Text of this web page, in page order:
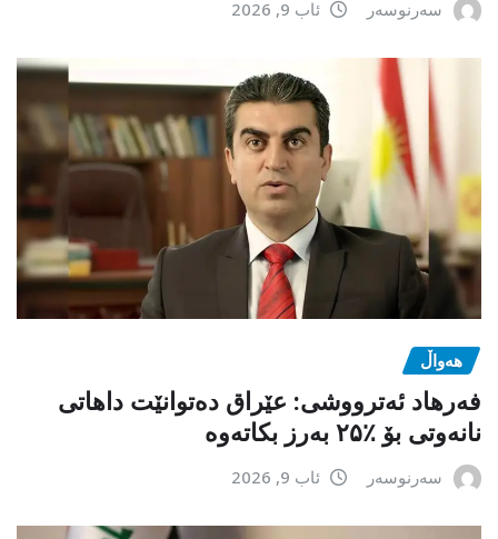
سەرنوسەر ئاب 9, 2026
هەواڵ
فەرهاد ئەترووشی: عێراق دەتوانێت داهاتی
نانەوتی بۆ ٪۲۵ بەرز بکاتەوە
سەرنوسەر ئاب 9, 2026